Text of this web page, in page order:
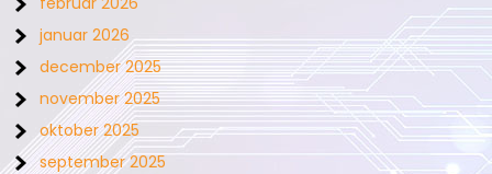
januar 2026
december 2025
november 2025
oktober 2025
september 2025